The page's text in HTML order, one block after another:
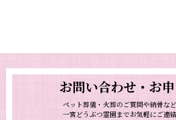
お問い合わせ・お
ペット葬儀・火葬のご質問や納骨な
一宮どうぶつ霊園までお気軽にご連絡